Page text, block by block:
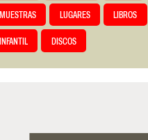
MUESTRAS LUGARES LIBROS
INFANTIL DISCOS